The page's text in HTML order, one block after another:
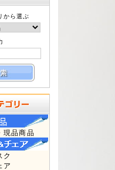
から選ぶ
現品商品
ク
ア